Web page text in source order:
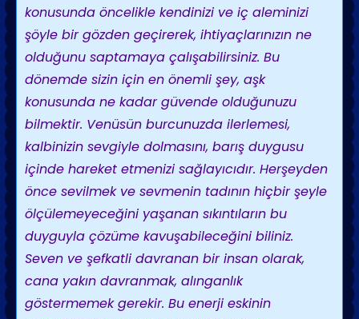
konusunda öncelikle kendinizi ve iç aleminizi
şöyle bir gözden geçirerek, ihtiyaçlarınızın ne
olduğunu saptamaya çalışabilirsiniz. Bu
dönemde sizin için en önemli şey, aşk
konusunda ne kadar güvende olduğunuzu
bilmektir. Venüsün burcunuzda ilerlemesi,
kalbinizin sevgiyle dolmasını, barış duygusu
içinde hareket etmenizi sağlayıcıdır. Herşeyden
önce sevilmek ve sevmenin tadının hiçbir şeyle
ölçülemeyeceğini yaşanan sıkıntıların bu
duyguyla çözüme kavuşabileceğini biliniz.
Seven ve şefkatli davranan bir insan olarak,
cana yakın davranmak, alınganlık
göstermemek gerekir. Bu enerji eskinin